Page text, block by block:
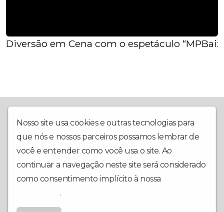
Diversão em Cena com o espetáculo
Nosso site usa cookies e outras tecnologias para
que nós e nossos parceiros possamos lembrar de
você e entender como você usa o site. Ao
continuar a navegação neste site será considerado
como consentimento implícito à nossa
.
de Camargos, nº 25, sala 203, Centro. Acesse pelo site:
diverso entre estilos variados internacionais e nacionais, vem
conquistando todos os tipos de público, incluindo grande parte
do empresariado da região com seu marketing digital. Com
abrangência mundial, a RÁDIO SOL hoje atende como Web
Rádio, agência de marketing digital, estúdio de gravação, além